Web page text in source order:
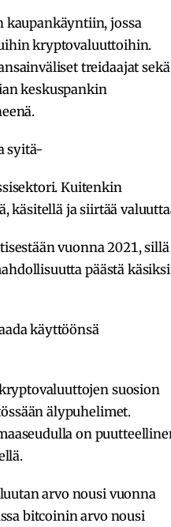
kaupankäyntiin, jossa
kryptovaluuttoihin.
treidaajat sekä
keskuspankin
syitä-
Kuitenkin
käsitellä ja siirtää
vuonna 2021, sillä
päästä käsiksi
käyttöönsä
suosion
älypuhelimet.
on
arvo nousi vuonna
bitcoinin arvo nousi